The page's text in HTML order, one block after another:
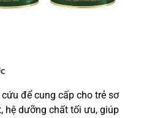
để cung cấp cho trẻ sơ
hệ dưỡng chất tối ưu, giúp